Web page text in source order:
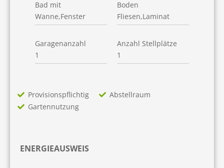
Bad mit
Wanne,Fenster
Boden
Fliesen,Laminat
Garagenanzahl
1
Anzahl Stellplätze
1
Provisionspflichtig
Abstellraum
Gartennutzung
ENERGIEAUSWEIS